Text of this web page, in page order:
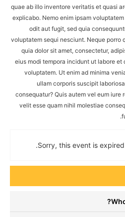
quae ab illo inventore veritatis et quasi
explicabo. Nemo enim ipsam
odit aut fugit, sed quia
voluptatem sequi nesciunt. Neque porro
quia dolor sit amet, consectetur,
eius modi tempora incidunt ut labore et
voluptatem. Ut enim ad minima
ullam corporis suscipit
consequatur? Quis autem vel eum
velit esse quam nihil molestiae
Sorry, this event is